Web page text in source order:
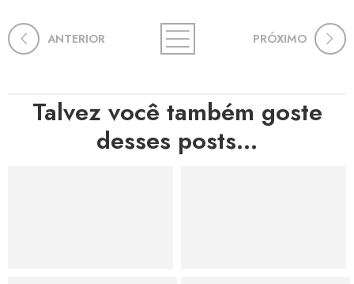
ANTERIOR PRÓXIMO
Talvez você também goste
desses posts...